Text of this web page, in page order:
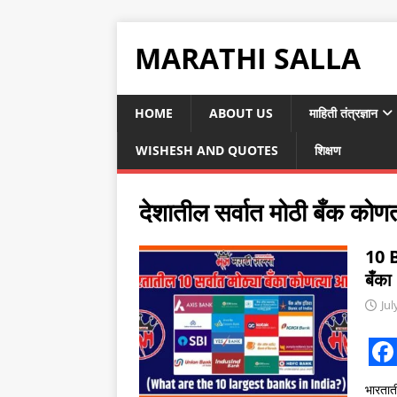
MARATHI SALLA
HOME ABOUT US माहिती तंत्रज्ञान
WISHESH AND QUOTES शिक्षण
देशातील सर्वात मोठी बँक
10
F